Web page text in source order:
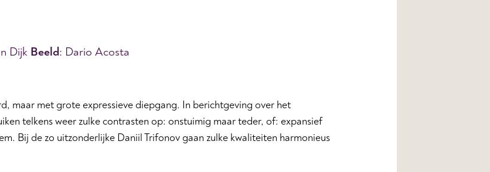
Dijk Beeld: Dario Acosta
maar met grote expressieve diepgang. In berichtgeving over het
telkens weer zulke contrasten op: onstuimig maar teder, of: expansief
Bij de zo uitzonderlijke Daniil Trifonov gaan zulke kwaliteiten harmonieus